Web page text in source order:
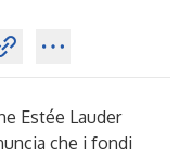
Estée Lauder
che i fondi